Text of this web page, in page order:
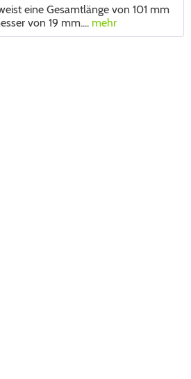
eine Gesamtlänge von 101 mm
von 19 mm.... mehr